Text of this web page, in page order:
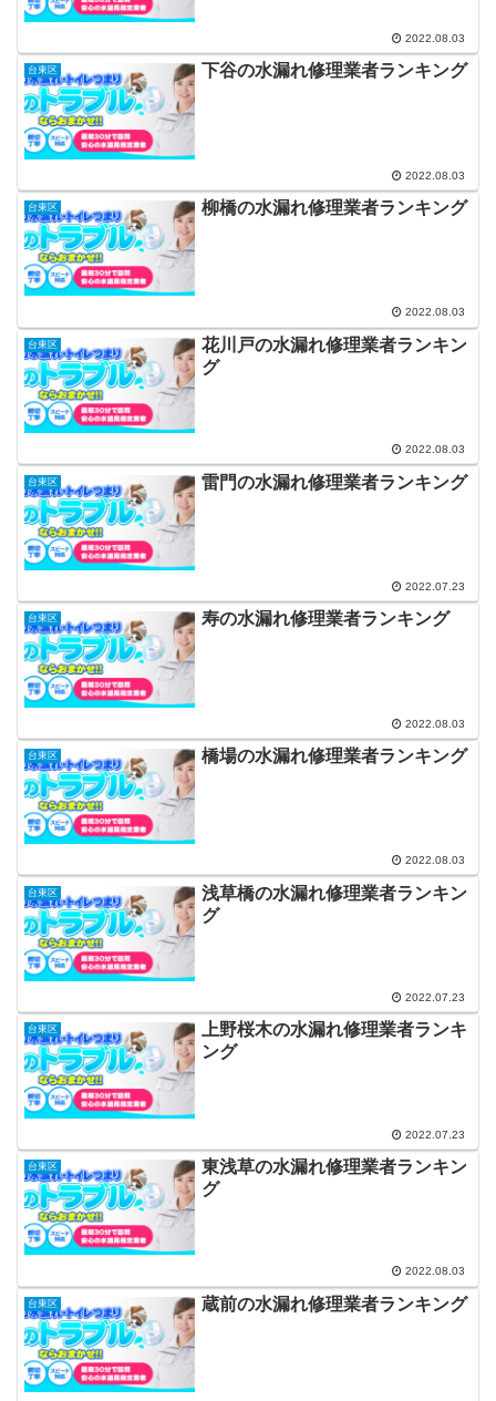
2022.08.03
台東区 下谷の水漏れ修理業者ランキング
2022.08.03
台東区 柳橋の水漏れ修理業者ランキング
2022.08.03
台東区
花川戸の水漏れ修理業者ランキン
グ
2022.08.03
台東区 雷門の水漏れ修理業者ランキング
2022.07.23
台東区 寿の水漏れ修理業者ランキング
2022.08.03
台東区 橋場の水漏れ修理業者ランキング
2022.08.03
台東区
浅草橋の水漏れ修理業者ランキン
グ
2022.07.23
台東区
上野桜木の水漏れ修理業者ランキ
ング
2022.07.23
台東区
東浅草の水漏れ修理業者ランキン
グ
2022.08.03
台東区 蔵前の水漏れ修理業者ランキング